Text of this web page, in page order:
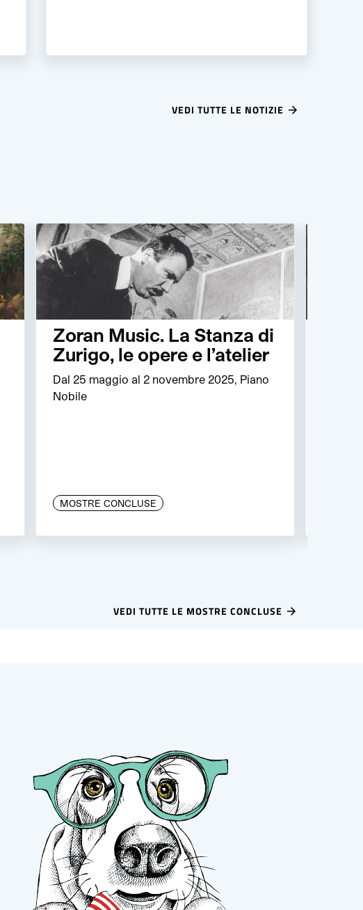
VEDI TUTTE LE NOTIZIE
Zoran Music. La Stanza di
Zurigo, le opere e l’atelier
Dal 25 maggio al 2 novembre 2025, Piano
Nobile
MOSTRE CONCLUSE
VEDI TUTTE LE MOSTRE CONCLUSE